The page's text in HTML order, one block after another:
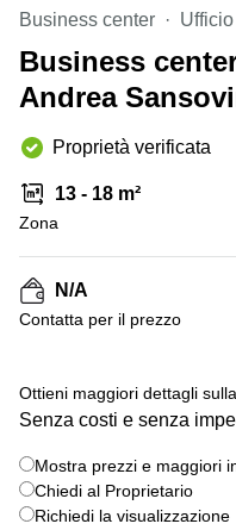
Brescia
Pescara
Verona
Catania
Bologna
Bergamo
Como
Napoli
affitto a
Pescara
Coworking
Lombardy
Business
Toscana
Business
center
Milano
Business
Coworking
Campania
Coworking
Cagliari
Coworking
Business center Ufficio
Business
Andrea
Proprietà verificata
13 - 18 m²
Zona
N/A
Сontatta per il prezzo
Ottieni maggiori dettagli
Senza costi e senza
Mostra prezzi e maggiori
Chiedi al Proprietario
Richiedi la visualizzazione